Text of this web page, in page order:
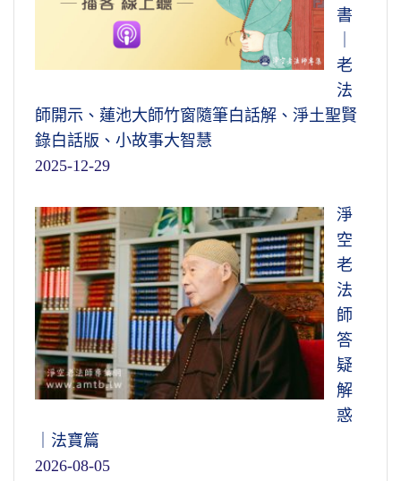
書
老
法
師開示、蓮池大師竹窗隨筆白話解、淨土聖賢
錄白話版、小故事大智慧
2025-12-29
淨
空
老
法
師
答
疑
解
惑
｜法寶篇
2026-08-05